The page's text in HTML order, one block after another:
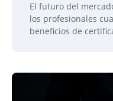
El futuro del
los profesionales
beneficios de